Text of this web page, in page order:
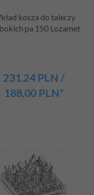
kosza do talerzy
pa 150 Lozamet
231,24 PLN /
188,00 PLN*